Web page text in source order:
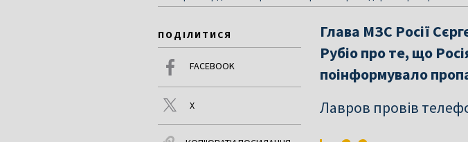
ПОДІЛИТИСЯ
FACEBOOK
X
Глава МЗС Росії
Рубіо про те, що
поінформувало
Лавров провів